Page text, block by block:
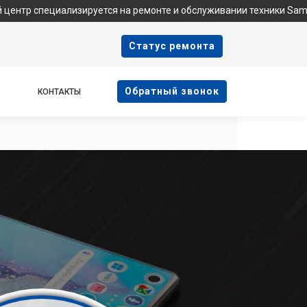
на ремонте и обслуживании техники Samsung. Мы не
Cтатус ремонта
КОНТАКТЫ Oбратный звонок